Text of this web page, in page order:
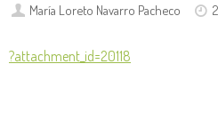
María Loreto Navarro Pacheco
?attachment_id=20118